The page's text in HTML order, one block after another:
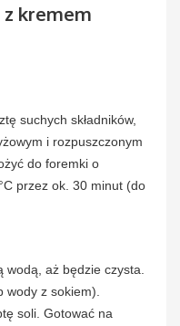
kremem
suchych składników,
i rozpuszczonym
do foremki o
przez ok. 30 minut (do
wodą, aż będzie czysta.
z sokiem).
soli. Gotować na